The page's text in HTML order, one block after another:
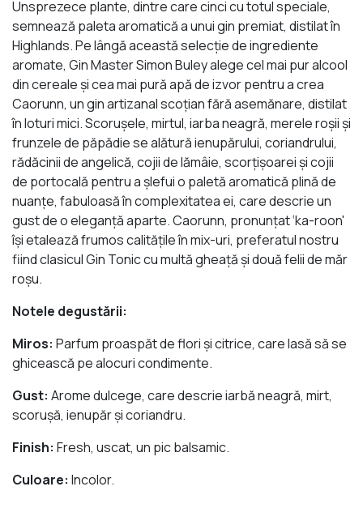
Unsprezece plante, dintre care cinci cu totul speciale,
semnează paleta aromatică a unui gin premiat, distilat în
Highlands. Pe lângă această selecţie de ingrediente
aromate, Gin Master Simon Buley alege cel mai pur alcool
din cereale şi cea mai pură apă de izvor pentru a crea
Caorunn, un gin artizanal scoţian fără asemănare, distilat
în loturi mici. Scoruşele, mirtul, iarba neagră, merele roşii şi
frunzele de păpădie se alătură ienupărului, coriandrului,
rădăcinii de angelică, cojii de lămâie, scorţişoarei şi cojii
de portocală pentru a şlefui o paletă aromatică plină de
nuanţe, fabuloasă în complexitatea ei, care descrie un
gust de o eleganţă aparte. Caorunn, pronunţat ‘ka-roon'
îşi etalează frumos calităţile în mix-uri, preferatul nostru
fiind clasicul Gin Tonic cu multă gheaţă şi două felii de măr
roşu.
Notele degustării:
Miros: Parfum proaspăt de flori şi citrice, care lasă să se
ghicească pe alocuri condimente.
Gust: Arome dulcege, care descrie iarbă neagră, mirt,
scoruşă, ienupăr şi coriandru.
Finish: Fresh, uscat, un pic balsamic.
Culoare: Incolor.